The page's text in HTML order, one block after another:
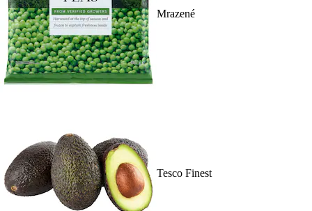
Mrazené
Tesco Finest